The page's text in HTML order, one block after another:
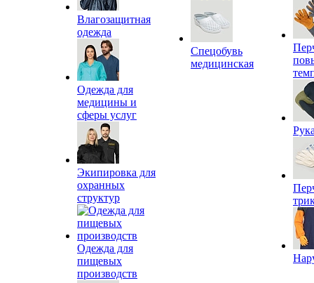
Влагозащитная
одежда
Одежда для
медицины и
сферы услуг
Экипировка для
охранных
структур
Одежда для
пищевых
производств
Спецобувь
медицинская